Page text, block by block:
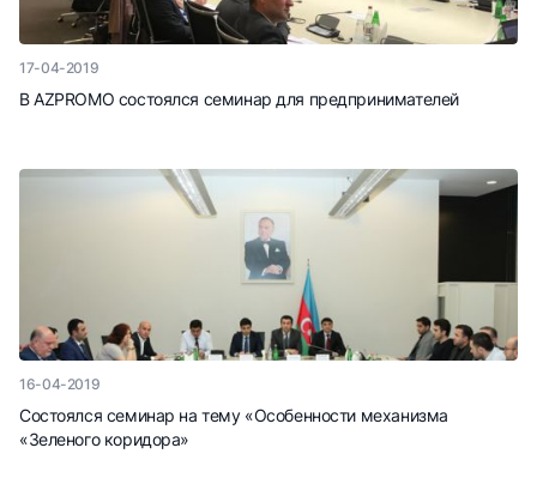
17-04-2019
В AZPROMO состоялся семинар для предпринимателей
16-04-2019
Состоялся семинар на тему «Особенности механизма
«Зеленого коридора»